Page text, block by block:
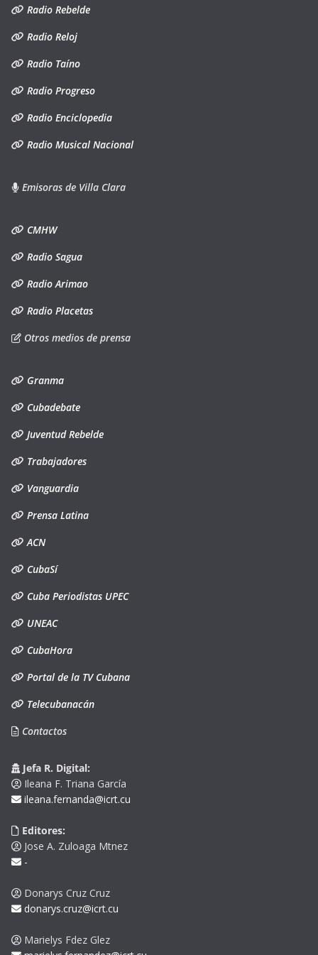
Radio Rebelde
Radio Reloj
Radio Taíno
Radio Progreso
Radio Enciclopedia
Radio Musical Nacional
Emisoras de Villa Clara
CMHW
Radio Sagua
Radio Arimao
Radio Placetas
Otros medios de prensa
Granma
Cubadebate
Juventud Rebelde
Trabajadores
Vanguardia
Prensa Latina
ACN
CubaSí
Cuba Periodistas UPEC
UNEAC
CubaHora
Portal de la TV Cubana
Telecubanacán
Contactos
Jefa R. Digital:
Ileana F. Triana García
ileana.fernanda@icrt.cu
Editores:
Jose A. Zuloaga Mtnez
-
Donarys Cruz Cruz
donarys.cruz@icrt.cu
Marielys Fdez Glez